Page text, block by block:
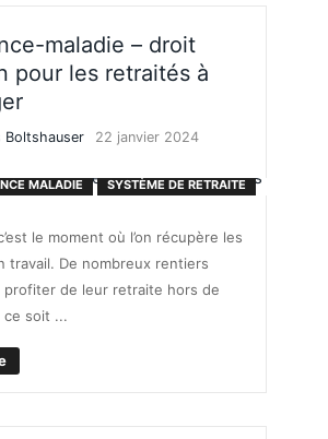
maladie – droit
pour les retraités à
Boltshauser 22 janvier 2024
MALADIE SYSTÈME DE RETRAITE
le moment où l’on récupère les
travail. De nombreux rentiers
profiter de leur retraite hors de
ce soit ...